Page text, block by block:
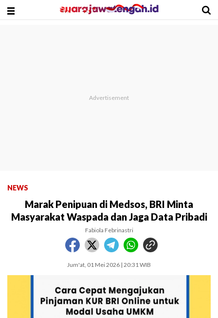
NEWS
Marak Penipuan di Medsos, BRI Minta
Masyarakat Waspada dan Jaga Data Pribadi
Fabiola Febrinastri
Jum'at, 01 Mei 2026 | 20:31 WIB